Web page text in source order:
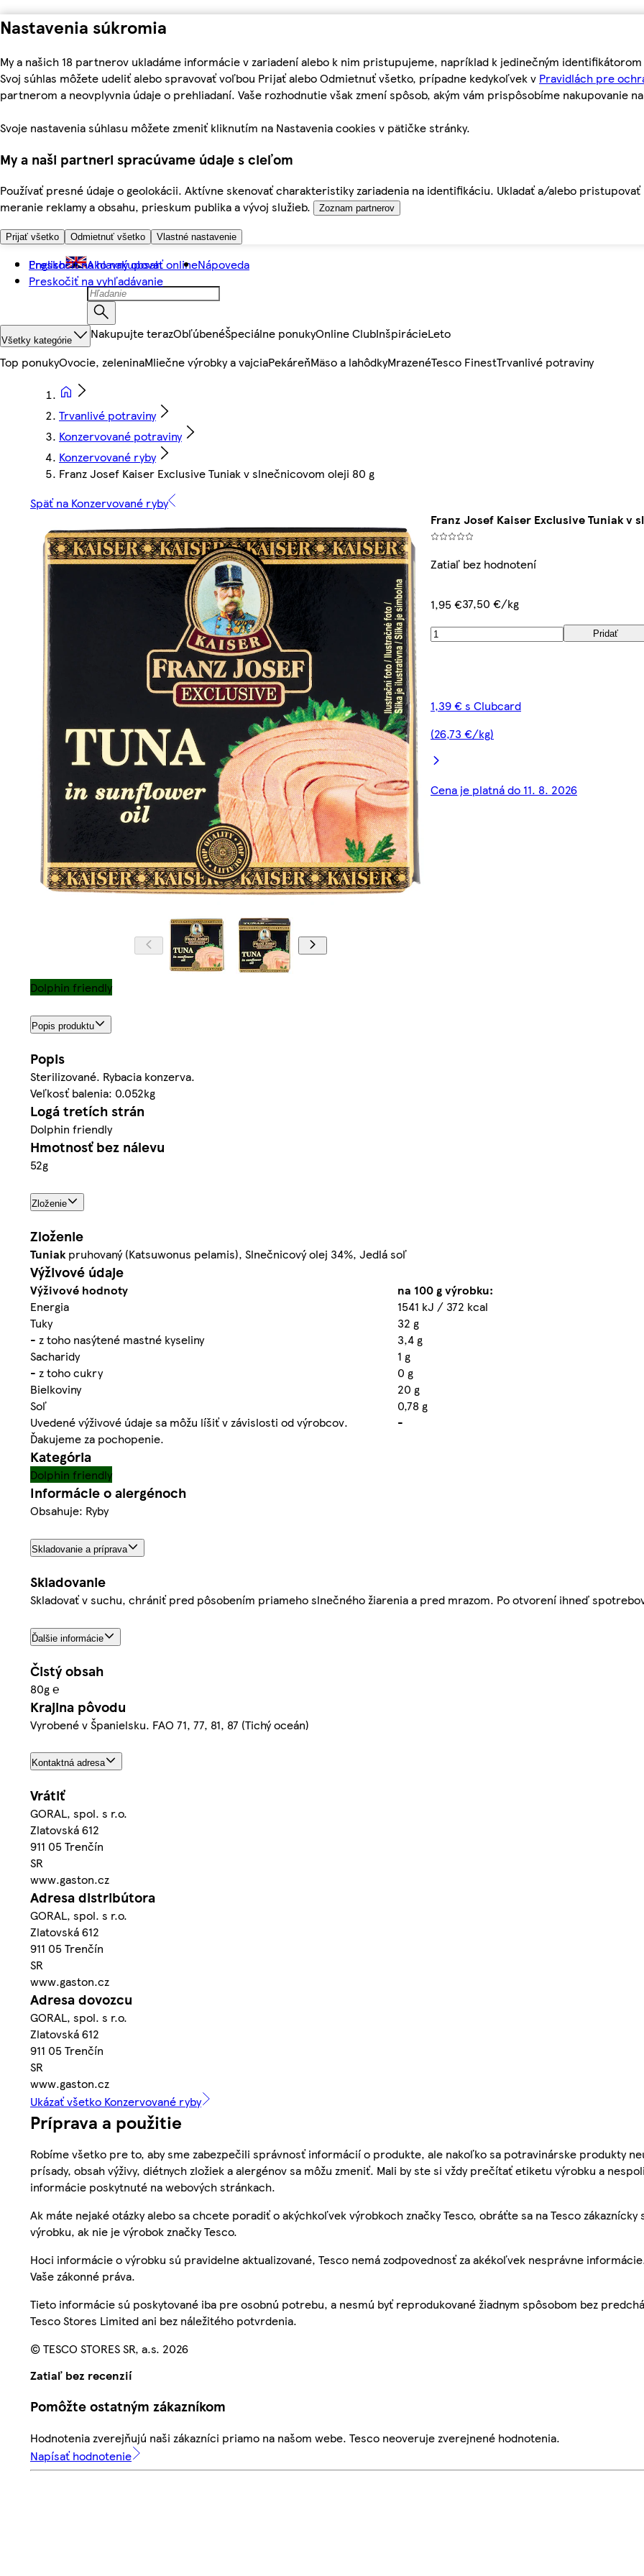
Nastavenia súkromia
My a našich 18 partnerov ukladáme informácie v zariadení alebo k nim pristupujeme, napríklad k jedinečným
Svoj súhlas môžete udeliť alebo spravovať voľbou Prijať alebo Odmietnuť všetko, prípadne kedykoľvek v Pravidlách pre
partnerom a neovplyvnia údaje o prehliadaní. Vaše rozhodnutie však zmení spôsob, akým vám prispôsobíme nakupovanie
Svoje nastavenia súhlasu môžete zmeniť kliknutím na Nastavenia cookies v pätičke stránky.
My a naši partneri spracúvame údaje s cieľom
Používať presné údaje o geolokácii. Aktívne skenovať charakteristiky zariadenia na identifikáciu. Ukladať a/alebo
meranie reklamy a obsahu, prieskum publika a vývoj služieb.
Zoznam partnerov
Prijať všetko Odmietnuť všetko Vlastné nastavenie
Preskočiť na hlavný obsah
Preskočiť na vyhľadávanie
English Ako nakupovať onlineNápoveda
Všetky kategórie Nakupujte terazObľúbenéŠpeciálne ponukyOnline ClubInšpirácieLeto
Top ponukyOvocie, zeleninaMliečne výrobky a vajciaPekáreňMäso a lahôdkyMrazenéTesco FinestTrvanlivé potraviny
Trvanlivé potraviny
Konzervované potraviny
Konzervované ryby
Franz Josef Kaiser Exclusive Tuniak v slnečnicovom oleji 80 g
Späť na Konzervované ryby
Franz Josef Kaiser Exclusive Tuniak v
Zatiaľ bez hodnotení
1,95 €37,50 €/kg
Pridať
1,39 € s Clubcard
(26,73 €/kg)
Cena je platná do 11. 8. 2026
Dolphin friendly
Popis produktu
Popis
Sterilizované. Rybacia konzerva.
Veľkosť balenia: 0.052kg
Logá tretích strán
Dolphin friendly
Hmotnosť bez nálevu
52g
Zloženie
Zloženie
Tuniakpruhovaný (Katsuwonus pelamis), Slnečnicový olej 34%, Jedlá soľ
Výživové údaje
Výživové hodnoty
na 100 g výrobku:
Energia
1541 kJ / 372 kcal
Tuky
32 g
- z toho nasýtené mastné kyseliny
3,4 g
Sacharidy
1 g
- z toho cukry
0 g
Bielkoviny
20 g
Soľ
0,78 g
Uvedené výživové údaje sa môžu líšiť v závislosti od výrobcov.
Ďakujeme za pochopenie.
-
Kategória
Dolphin friendly
Informácie o alergénoch
Obsahuje: Ryby
Skladovanie a príprava
Skladovanie
Skladovať v suchu, chrániť pred pôsobením priameho slnečného žiarenia a pred mrazom. Po otvorení ihneď
Ďalšie informácie
Čistý obsah
80g ℮
Krajina pôvodu
Vyrobené v Španielsku. FAO 71, 77, 81, 87 (Tichý oceán)
Kontaktná adresa
Vrátiť
GORAL, spol. s r.o.
Zlatovská 612
911 05 Trenčín
SR
www.gaston.cz
Adresa distribútora
GORAL, spol. s r.o.
Zlatovská 612
911 05 Trenčín
SR
www.gaston.cz
Adresa dovozcu
GORAL, spol. s r.o.
Zlatovská 612
911 05 Trenčín
SR
www.gaston.cz
Ukázať všetko Konzervované ryby
Príprava a použitie
Robíme všetko pre to, aby sme zabezpečili správnosť informácií o produkte, ale nakoľko sa potravinárske produkty
prísady, obsah výživy, diétnych zložiek a alergénov sa môžu zmeniť. Mali by ste si vždy prečítať etiketu výrobku a
informácie poskytnuté na webových stránkach.
Ak máte nejaké otázky alebo sa chcete poradiť o akýchkoľvek výrobkoch značky Tesco, obráťte sa na Tesco
výrobku, ak nie je výrobok značky Tesco.
Hoci informácie o výrobku sú pravidelne aktualizované, Tesco nemá zodpovednosť za akékoľvek nesprávne
Vaše zákonné práva.
Tieto informácie sú poskytované iba pre osobnú potrebu, a nesmú byť reprodukované žiadnym spôsobom bez
Tesco Stores Limited ani bez náležitého potvrdenia.
© TESCO STORES SR, a.s. 2026
Zatiaľ bez recenzií
Pomôžte ostatným zákazníkom
Hodnotenia zverejňujú naši zákazníci priamo na našom webe. Tesco neoveruje zverejnené hodnotenia.
Napísať hodnotenie